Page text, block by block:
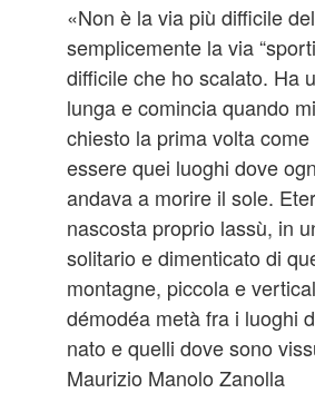
«Non è la via più difficile
semplicemente la via
difficile che ho scalato. Ha
lunga e comincia quando
chiesto la prima volta
essere quei luoghi dove
andava a morire il sole.
nascosta proprio lassù, in
solitario e dimenticato di
montagne, piccola e
démodéa metà fra i luoghi
nato e quelli dove sono
Maurizio Manolo Zanolla